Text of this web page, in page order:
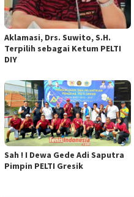
Aklamasi, Drs. Suwito, S.H.
Terpilih sebagai Ketum PELTI
DIY
Sah ! I Dewa Gede Adi Saputra
Pimpin PELTI Gresik